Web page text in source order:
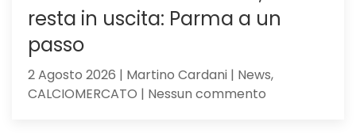
resta in uscita: Parma a un
passo
2 Agosto 2026 | Martino Cardani | News,
CALCIOMERCATO | Nessun commento